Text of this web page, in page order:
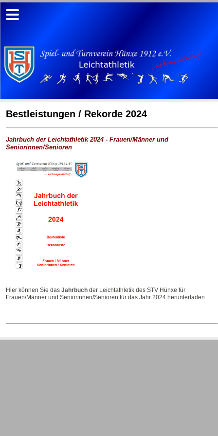
Bestleistungen / Rekorde 2024
Jahrbuch der Leichtathletik 2024 - Frauen/Männer und
Seniorinnen/Senioren
Hier können Sie das Jahrbuch der Leichtathletik des STV Hünxe für
Frauen/Männer und Seniorinnen/Senioren für das Jahr 2024 herunterladen.